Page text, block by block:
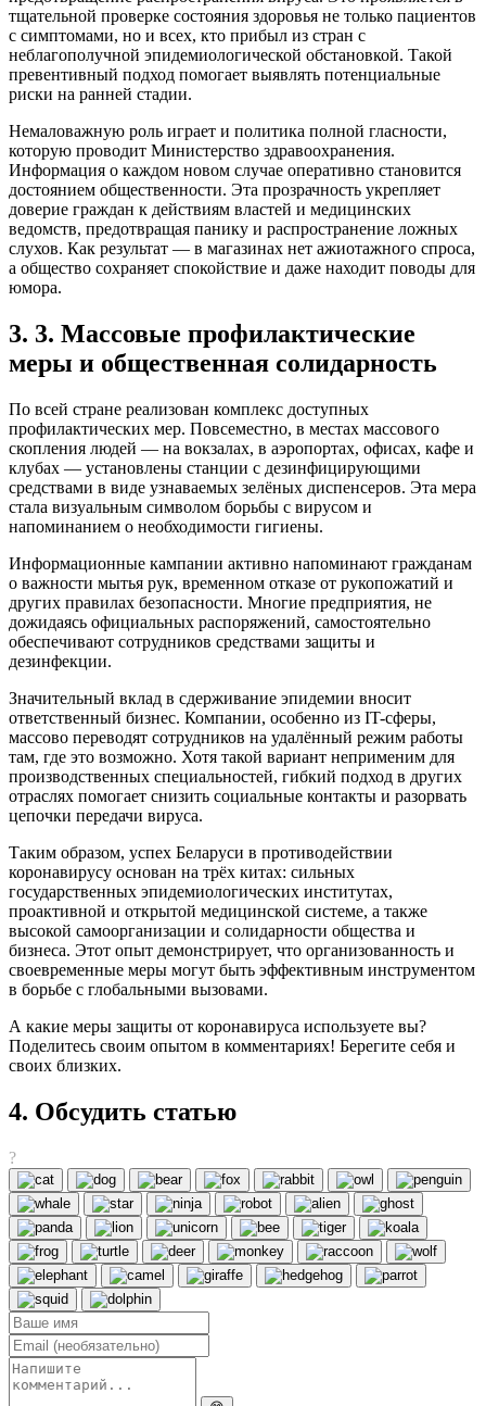
тщательной проверке состояния здоровья не только пациентов
с симптомами, но и всех, кто прибыл из стран с
неблагополучной эпидемиологической обстановкой. Такой
превентивный подход помогает выявлять потенциальные
риски на ранней стадии.
Немаловажную роль играет и политика полной гласности,
которую проводит Министерство здравоохранения.
Информация о каждом новом случае оперативно становится
достоянием общественности. Эта прозрачность укрепляет
доверие граждан к действиям властей и медицинских
ведомств, предотвращая панику и распространение ложных
слухов. Как результат — в магазинах нет ажиотажного спроса,
а общество сохраняет спокойствие и даже находит поводы для
юмора.
3. 3. Массовые профилактические
меры и общественная солидарность
По всей стране реализован комплекс доступных
профилактических мер. Повсеместно, в местах массового
скопления людей — на вокзалах, в аэропортах, офисах, кафе и
клубах — установлены станции с дезинфицирующими
средствами в виде узнаваемых зелёных диспенсеров. Эта мера
стала визуальным символом борьбы с вирусом и
напоминанием о необходимости гигиены.
Информационные кампании активно напоминают гражданам
о важности мытья рук, временном отказе от рукопожатий и
других правилах безопасности. Многие предприятия, не
дожидаясь официальных распоряжений, самостоятельно
обеспечивают сотрудников средствами защиты и
дезинфекции.
Значительный вклад в сдерживание эпидемии вносит
ответственный бизнес. Компании, особенно из IT-сферы,
массово переводят сотрудников на удалённый режим работы
там, где это возможно. Хотя такой вариант неприменим для
производственных специальностей, гибкий подход в других
отраслях помогает снизить социальные контакты и разорвать
цепочки передачи вируса.
Таким образом, успех Беларуси в противодействии
коронавирусу основан на трёх китах: сильных
государственных эпидемиологических институтах,
проактивной и открытой медицинской системе, а также
высокой самоорганизации и солидарности общества и
бизнеса. Этот опыт демонстрирует, что организованность и
своевременные меры могут быть эффективным инструментом
в борьбе с глобальными вызовами.
А какие меры защиты от коронавируса используете вы?
Поделитесь своим опытом в комментариях! Берегите себя и
своих близких.
4. Обсудить статью
?